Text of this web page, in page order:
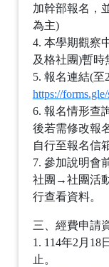
加幹部報名，
為主)
4. 本學期觀察
及格社團)暫時
5. 報名連結(至
https://
6. 報名情形查
後若需修改報
自行至報名信
7. 參加說明會
社團→社團活
行查看資料。
三、經費申請
1. 114年2月18
止。